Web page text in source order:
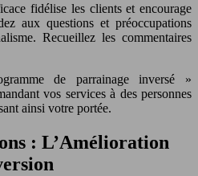
fidélise les clients et encourage
aux questions et préoccupations
Recueillez les commentaires
de parrainage inversé »
vos services à des personnes
ainsi votre portée.
: L’Amélioration